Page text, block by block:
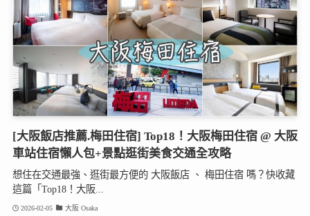
[大阪飯店推薦.梅田住宿] Top18！大阪梅田住宿 @ 大阪
車站住宿懶人包+景點逛街美食交通全攻略
想住在交通最強、逛街最方便的 大阪飯店 、 梅田住宿 嗎？快收藏
這篇「Top18！大阪...
2026-02-05 大阪 Osaka